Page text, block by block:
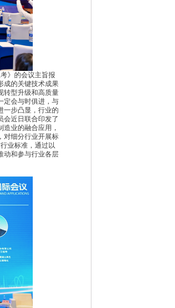
》的会议主旨报
成的关键技术成果
转型升级和高质量
定会与时俱进，与
一步凸显，行业的
会近日联合印发了
造业的融合应用，
对细分行业开展标
业标准，通过以
动和参与行业各层